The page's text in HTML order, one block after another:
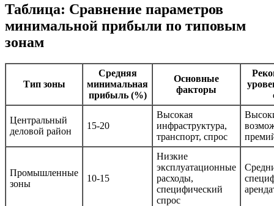
Таблица: Сравнение параметров
минимальной прибыли по типовым
зонам
Тип зоны
Средняя
минимальная
прибыль (%)
Основные
факторы
Центральный
деловой район
15-20
Высокая
инфраструктура,
транспорт, спрос
Промышленные
зоны
10-15
Низкие
эксплуатационные
расходы,
специфический
спрос